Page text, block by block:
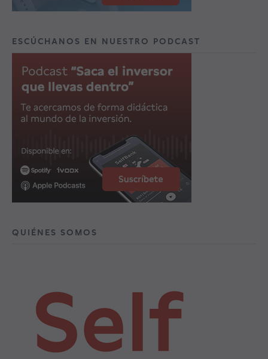
ESCÚCHANOS EN NUESTRO PODCAST
QUIÉNES SOMOS